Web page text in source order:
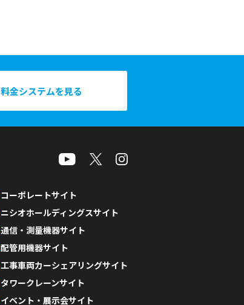
料金システムを見る
コーポレートサイト
ニシオホールディングスサイト
通信・測量機器サイト
配管用機器サイト
工事車両カーシェアリングサイト
タワークレーンサイト
イベント・展示会サイト